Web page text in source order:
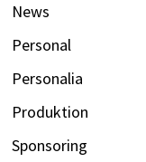
News
Personal
Personalia
Produktion
Sponsoring